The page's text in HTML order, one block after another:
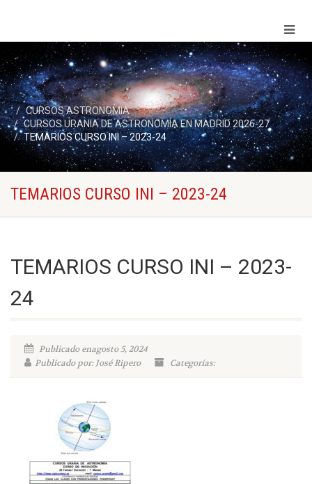
CURSOS ASTRONOMIA
CURSOS URANIA DE ASTRONOMÍA EN MADRID 2026-27
TEMARIOS CURSO INI – 2023-24
TEMARIOS CURSO INI – 2023-24
TEMARIOS CURSO INI – 2023-
24
Publicado enagosto 5, 2024
Publicado por: José Ripero
Categorías: